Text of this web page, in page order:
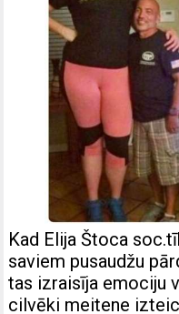
Kad Elija Štoca
saviem pusaudžu
tas izraisīja emociju
cilvēki meitene